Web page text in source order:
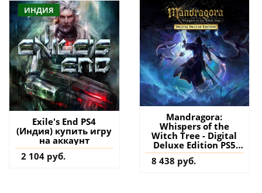
ИНДИЯ
Exile's End PS4
(Индия) купить игру
на аккаунт
2 104 руб.
Mandragora:
Whispers of the
Witch Tree - Digital
Deluxe Edition PS5
(Турция) купить
игру на аккаунт
8 438 руб.